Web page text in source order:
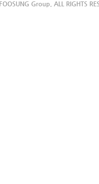
Group. ALL RIGHTS